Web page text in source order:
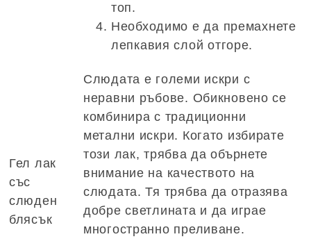
топ.
Необходимо е да премахнете
лепкавия слой отгоре.
Гел лак
със
слюден
блясък
Слюдата е големи искри с
неравни ръбове. Обикновено се
комбинира с традиционни
метални искри. Когато избирате
този лак, трябва да обърнете
внимание на качеството на
слюдата. Тя трябва да отразява
добре светлината и да играе
многостранно преливане.